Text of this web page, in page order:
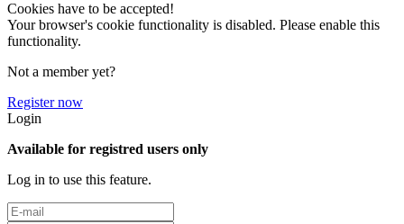
Cookies have to be accepted!
Your browser's cookie functionality is disabled. Please enable this
functionality.
Not a member yet?
Register now
Login
Available for registred users only
Log in to use this feature.